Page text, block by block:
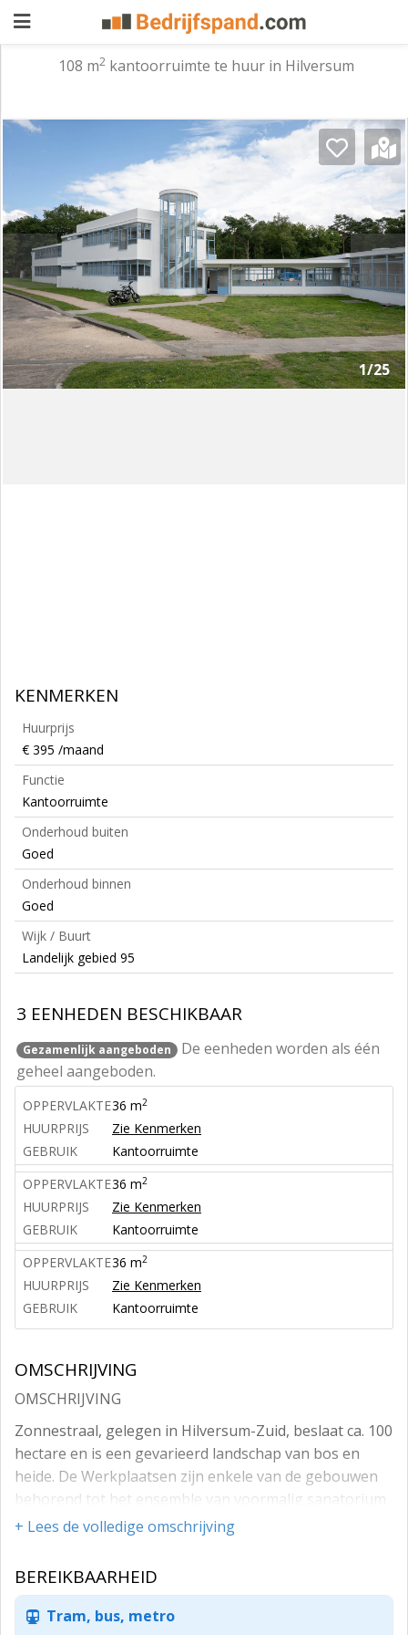
zoeken
Waarom
adverteren
Premium
adverteren
Blog
Registreren
Login
108 m2kantoorruimte te huur in Hilversum
1/25
KENMERKEN
Huurprijs
€ 395 /maand
Functie
Kantoorruimte
Onderhoud buiten
Goed
Onderhoud binnen
Goed
Wijk / Buurt
Landelijk gebied 95
3 EENHEDEN BESCHIKBAAR
Gezamenlijk aangeboden
De eenheden worden als één
geheel aangeboden.
OPPERVLAKTE36 m2
HUURPRIJS
Zie Kenmerken
GEBRUIK
Kantoorruimte
OPPERVLAKTE36 m2
HUURPRIJS
Zie Kenmerken
GEBRUIK
Kantoorruimte
OPPERVLAKTE36 m2
HUURPRIJS
Zie Kenmerken
GEBRUIK
Kantoorruimte
OMSCHRIJVING
OMSCHRIJVING
Zonnestraal, gelegen in Hilversum-Zuid, beslaat ca. 100
hectare en is een gevarieerd landschap van bos en
heide. De Werkplaatsen zijn enkele van de gebouwen
behorend tot het ensemble van voormalig sanatorium
Zonnestraal, destijds een arbeids- en nazorgkolonie
wordt gevormd door het Hoofdgebouw, twee
de Werkplaatsen. Veel zonlicht, frisse lucht en reinheid
+ Lees de volledige omschrijving
BEREIKBAARHEID
Tram, bus, metro